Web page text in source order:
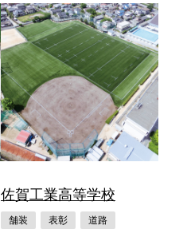
佐賀工業高等学校
舗装 表彰 道路